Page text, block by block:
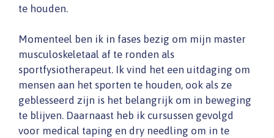
te houden.
Momenteel ben ik in fases bezig om mijn master
musculoskeletaal af te ronden als
sportfysiotherapeut. Ik vind het een uitdaging om
mensen aan het sporten te houden, ook als ze
geblesseerd zijn is het belangrijk om in beweging
te blijven. Daarnaast heb ik cursussen gevolgd
voor medical taping en dry needling om in te